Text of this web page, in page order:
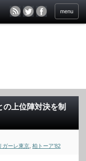
menu
の上位陣対決を制
ガーレ東京 柏トーア’82